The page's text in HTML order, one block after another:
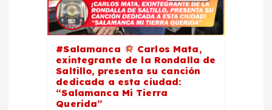
#Salamanca
Carlos Mata,
exintegrante de la Rondalla de
Saltillo, presenta su canción
dedicada a esta ciudad:
“Salamanca Mi Tierra
Querida”